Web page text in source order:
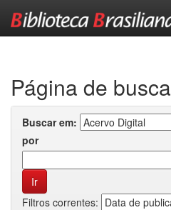
Página de busca
Buscar em:
por
Filtros correntes: